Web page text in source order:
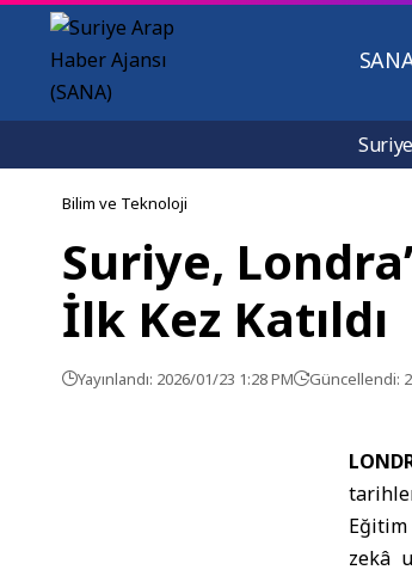
Bilim ve Teknoloji
Suriye,
İlk Kez Katıldı
Yayınlandı: 2026/01/23 1:28 PM Güncellendi:
Eğitim
zekâ